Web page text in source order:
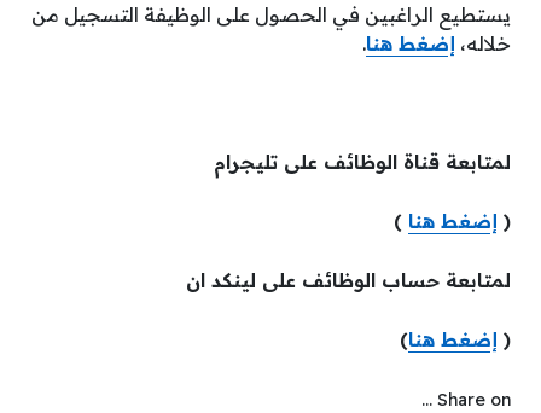
يستطيع الراغبين في الحصول على الوظيفة التسجيل من
خلاله، إضغط هنا.
لمتابعة قناة الوظائف على تليجرام
( إضغط هنا )
لمتابعة حساب الوظائف على لينكد ان
( إضغط هنا)
Share on ...